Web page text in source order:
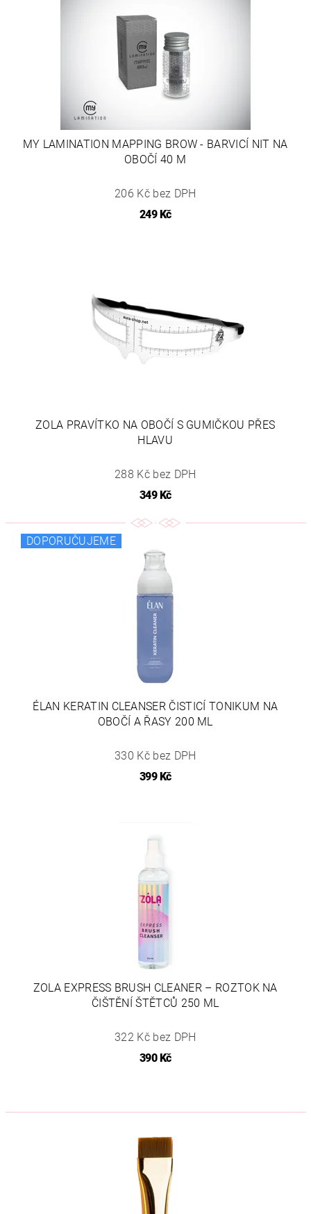
MY LAMINATION MAPPING BROW - BARVICÍ NIT NA
OBOČÍ 40 M
206 Kč bez DPH
249 Kč
ZOLA PRAVÍTKO NA OBOČÍ S GUMIČKOU PŘES
HLAVU
288 Kč bez DPH
349 Kč
DOPORUČUJEME
ÉLAN KERATIN CLEANSER ČISTICÍ TONIKUM NA
OBOČÍ A ŘASY 200 ML
330 Kč bez DPH
399 Kč
ZOLA EXPRESS BRUSH CLEANER – ROZTOK NA
ČIŠTĚNÍ ŠTĚTCŮ 250 ML
322 Kč bez DPH
390 Kč